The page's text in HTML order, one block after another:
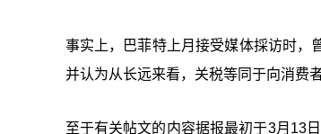
事实上，巴菲特上月接受媒体採访时，
并认为从长远来看，关税等同于向消费者
至于有关帖文的内容据报最初于3月13